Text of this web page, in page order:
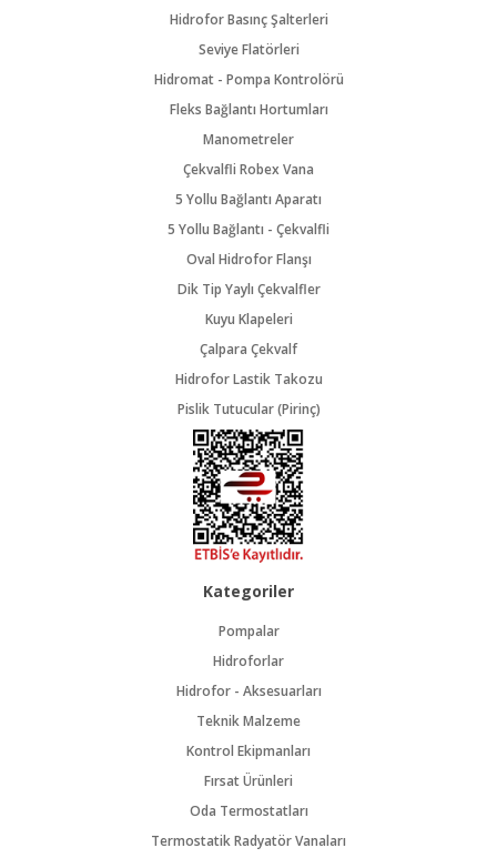
Hidrofor Basınç Şalterleri
Seviye Flatörleri
Hidromat - Pompa Kontrolörü
Fleks Bağlantı Hortumları
Manometreler
Çekvalfli Robex Vana
5 Yollu Bağlantı Aparatı
5 Yollu Bağlantı - Çekvalfli
Oval Hidrofor Flanşı
Dik Tip Yaylı Çekvalfler
Kuyu Klapeleri
Çalpara Çekvalf
Hidrofor Lastik Takozu
Pislik Tutucular (Pirinç)
Kategoriler
Pompalar
Hidroforlar
Hidrofor - Aksesuarları
Teknik Malzeme
Kontrol Ekipmanları
Fırsat Ürünleri
Oda Termostatları
Termostatik Radyatör Vanaları